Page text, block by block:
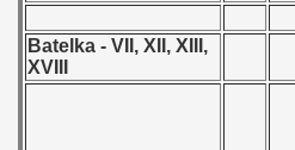
Batelka - VII, XII, XIII,
XVIII
- 1952